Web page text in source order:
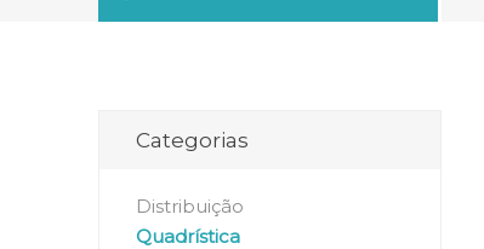
Categorias
Distribuição
Quadrística